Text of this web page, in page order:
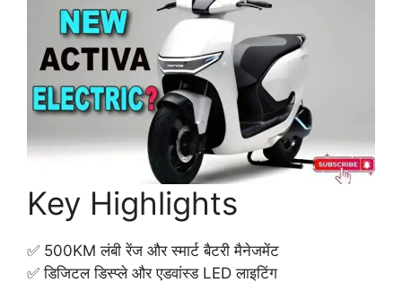
Key Highlights
✅ 500KM लंबी रेंज और स्मार्ट बैटरी मैनेजमेंट
✅ डिजिटल डिस्प्ले और एडवांस्ड LED लाइटिंग